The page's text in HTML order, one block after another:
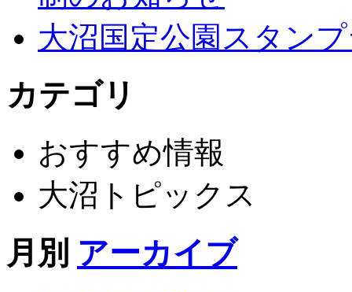
大沼国定公園スタン
カテゴリ
おすすめ情報
大沼トピックス
月別 アーカイブ